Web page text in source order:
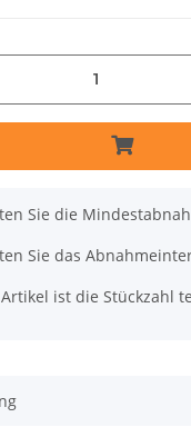
Sie die
Sie das
ist die Stückzahl